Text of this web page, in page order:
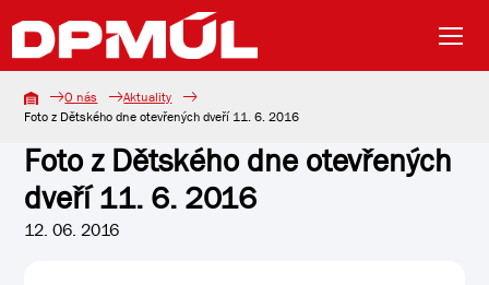
O nás
Aktuality
Foto z Dětského dne otevřených dveří 11. 6. 2016
Foto z Dětského dne otevřených
dveří 11. 6. 2016
12. 06. 2016